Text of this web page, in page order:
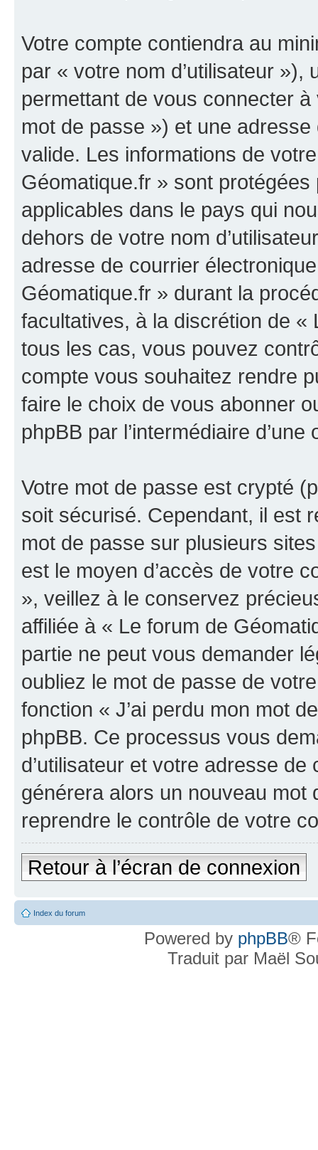
Votre compte contiendra au
par « votre nom d’utilisateur
permettant de vous connecter
mot de passe ») et une
valide. Les informations de
Géomatique.fr » sont
applicables dans le pays qui
dehors de votre nom
adresse de courrier
Géomatique.fr » durant la
facultatives, à la discrétion de
tous les cas, vous pouvez
compte vous souhaitez rendre
faire le choix de vous abonner
phpBB par l’intermédiaire
Votre mot de passe est crypté
soit sécurisé. Cependant, il est
mot de passe sur plusieurs
est le moyen d’accès de votre
», veillez à le conservez
affiliée à « Le forum de
partie ne peut vous demander
oubliez le mot de passe de
fonction « J’ai perdu mon mot
phpBB. Ce processus vous
d’utilisateur et votre adresse
générera alors un nouveau
reprendre le contrôle de votre
Retour à l’écran de connexion
Index du forum
Powered by phpBB®
Traduit par Maël